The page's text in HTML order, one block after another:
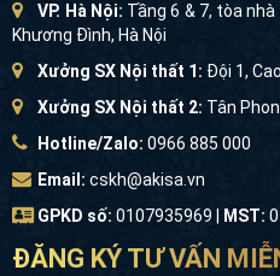
VP. Hà Nội: Tầng 6 & 7, tòa
Khương Đình, Hà Nội
Xưởng SX Nội thất 1: Đội 1,
Xưởng SX Nội thất 2: Tân
Hotline/Zalo: 0966 885 000
Email: cskh@akisa.vn
GPKD số: 0107935969 | MST:
ĐĂNG KÝ TƯ VẤN